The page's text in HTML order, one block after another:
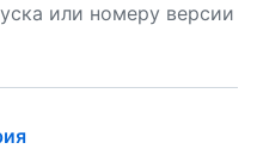
или номеру версии